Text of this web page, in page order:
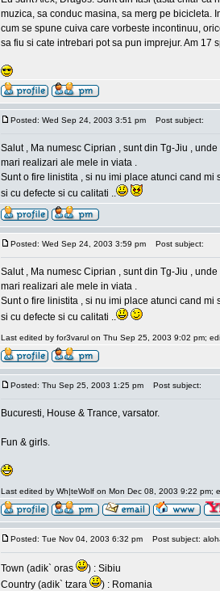
muzica, sa conduc masina, sa merg pe bicicleta.
cum se spune cuiva care vorbeste incontinuu,
sa fiu si cate intrebari pot sa pun imprejur. Am 17
Posted: Wed Sep 24, 2003 3:51 pm Post subject:
Salut , Ma numesc Ciprian , sunt din Tg-Jiu ,
mari realizari ale mele in viata .
Sunt o fire linistita , si nu imi place atunci cand
si cu defecte si cu calitati ..
Posted: Wed Sep 24, 2003 3:59 pm Post subject:
Salut , Ma numesc Ciprian , sunt din Tg-Jiu ,
mari realizari ale mele in viata .
Sunt o fire linistita , si nu imi place atunci cand
si cu defecte si cu calitati ..
Last edited by for3varul on Thu Sep 25, 2003 9:02 pm;
Posted: Thu Sep 25, 2003 1:25 pm Post subject:
Bucuresti, House & Trance, varsator.
Fun & girls.
Last edited by Wh|teWolf on Mon Dec 08, 2003 9:22 pm;
Posted: Tue Nov 04, 2003 6:32 pm Post subject:
Town (adik` oras
) : Sibiu
Country (adik` tzara
) : Romania